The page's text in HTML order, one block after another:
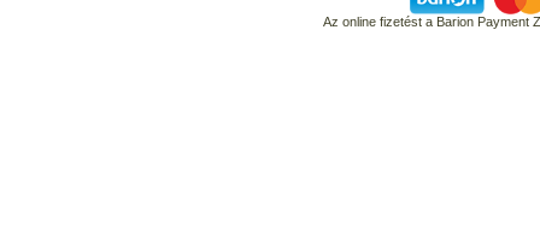
Az online fizetést a Barion Payment